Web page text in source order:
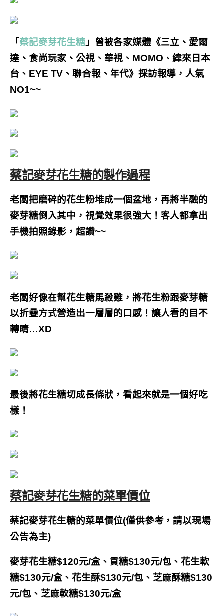
「蔡記麥芽花生糖 」曾被各家媒體《三立、愛爾
達、食尚玩家、公視、華視、MOMO、緯來日本
台、EYE TV、聯合報、年代》 採訪報導，人氣
NO1~~
蔡記麥芽花生糖的製作過程
老闆把磨碎的花生粉堆成一個盆地，再將半融的
麥芽糖倒入其中，視覺效果很強大！客人都拿出
手機拍照錄影，超讚~~
老闆好像在幫花生糖馬殺雞，將花生粉跟麥芽糖
以折疊方式營造出一層層的口感！讓人看的目不
轉睛…XD
最後將花生糖切成長條狀，看起來就是一個好吃
樣！
蔡記麥芽花生糖的菜單價位
蔡記麥芽花生糖的菜單價位(僅供參考，請以現場
公告為主)
麥芽花生糖$120元/盒、貢糖$130元/包、花生軟
糖$130元/盒、花生酥$130元/包、芝麻酥糖$130
元/包、芝麻軟糖$130元/盒